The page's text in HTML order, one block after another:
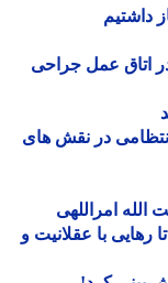
در نقش های
امراللهی
با عقلانیت و